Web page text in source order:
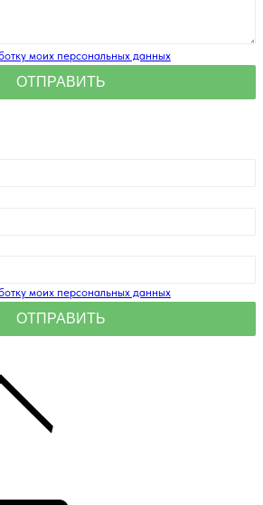
моих персональных данных
моих персональных данных